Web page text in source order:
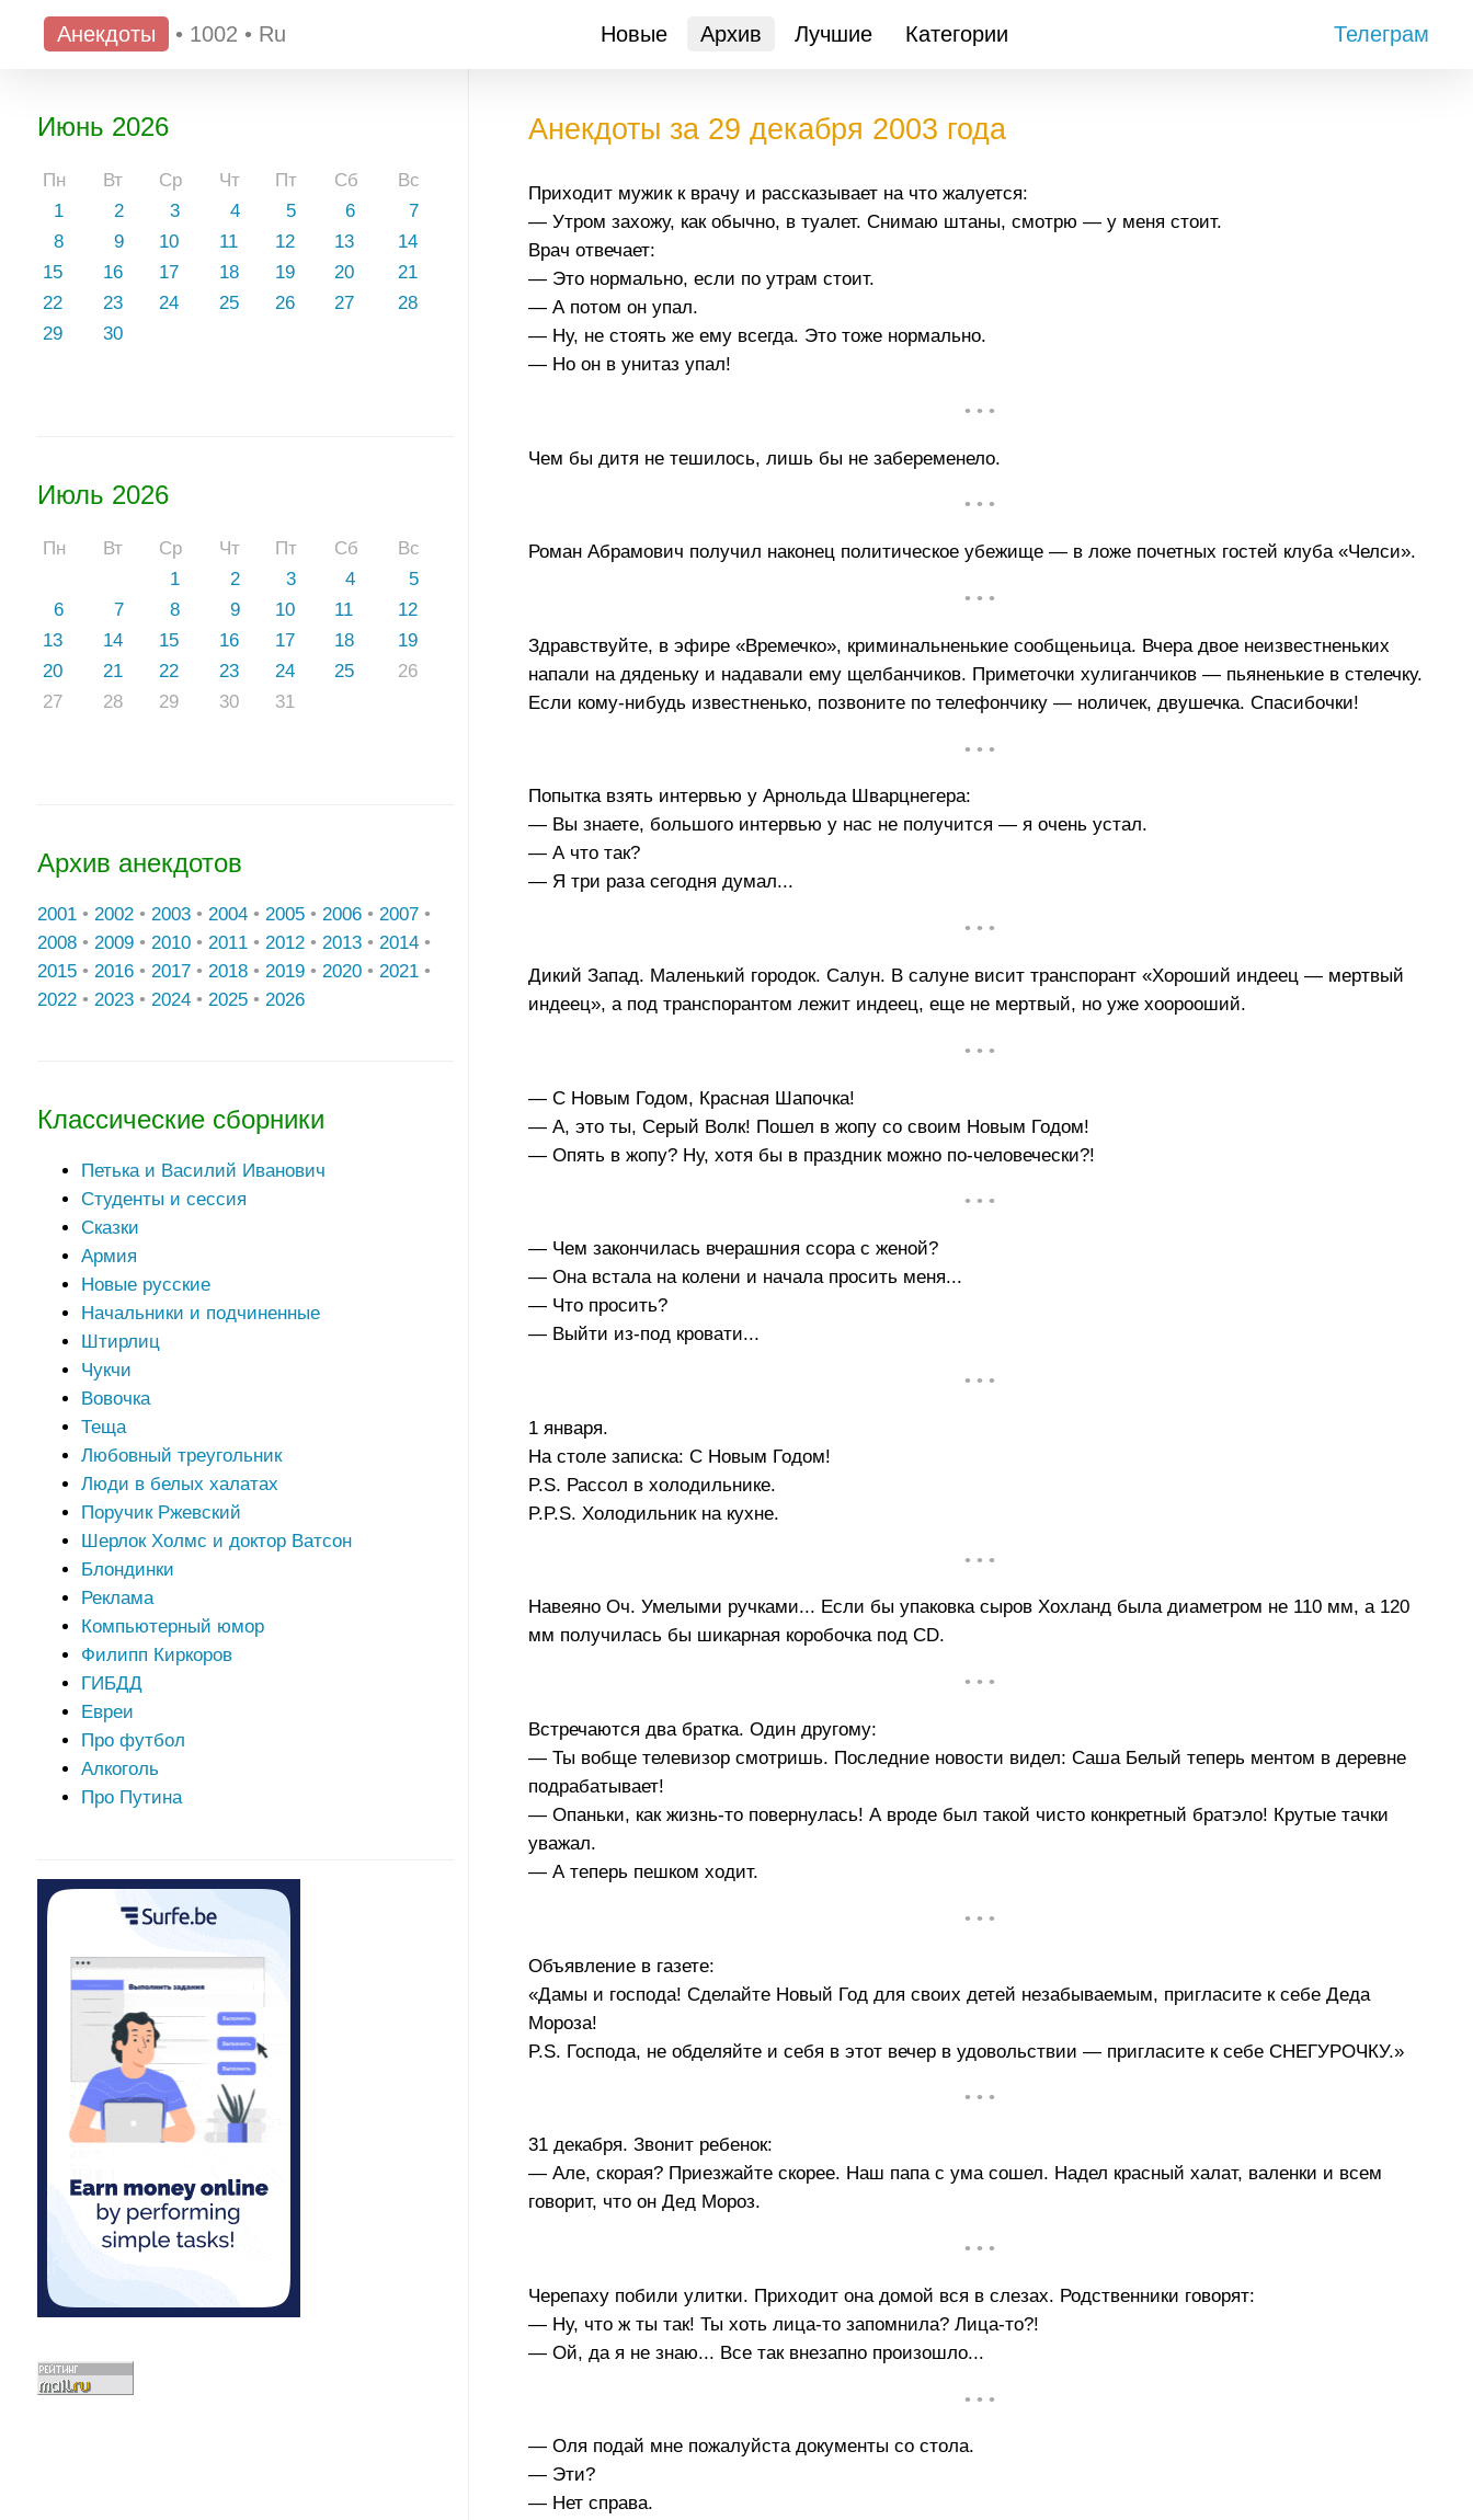
Анекдоты • 1002 • Ru Новые Архив Лучшие Категории Телеграм
Июнь 2026
Пн Вт Ср Чт Пт Сб
Вс
1
2 3 4 5 6
7
8
9 10 11 12 13
14
15
16 17 18 19 20
21
22
23 24 25 26 27
28
29
30
Июль 2026
Пн Вт Ср Чт Пт Сб
Вс
1
2 3 4
5
6
7 8 9 10 11
12
13
14 15 16 17 18
19
20
21 22 23 24 25
26
27
28 29 30 31
Архив анекдотов
2001 • 2002 • 2003 • 2004 • 2005 • 2006 • 2007 •
2008 • 2009 • 2010 • 2011 • 2012 • 2013 • 2014 •
2015 • 2016 • 2017 • 2018 • 2019 • 2020 • 2021 •
2022 • 2023 • 2024 • 2025 • 2026
Классические сборники
Петька и Василий Иванович
Студенты и сессия
Сказки
Армия
Новые русские
Начальники и подчиненные
Штирлиц
Чукчи
Вовочка
Теща
Любовный треугольник
Люди в белых халатах
Поручик Ржевский
Шерлок Холмс и доктор Ватсон
Блондинки
Реклама
Компьютерный юмор
Филипп Киркоров
ГИБДД
Евреи
Про футбол
Алкоголь
Про Путина
Анекдоты за 29 декабря 2003 года
Приходит мужик к врачу и рассказывает на что жалуется:
— Утром захожу, как обычно, в туалет. Снимаю штаны, смотрю — у меня стоит.
Врач отвечает:
— Это нормально, если по утрам стоит.
— А потом он упал.
— Ну, не стоять же ему всегда. Это тоже нормально.
— Но он в унитаз упал!
• • •
Чем бы дитя не тешилось, лишь бы не забеременело.
• • •
Роман Абрамович получил наконец политическое убежище — в ложе почетных гостей клуба «Челси».
• • •
Здравствуйте, в эфире «Времечко», криминальненькие сообщеньица. Вчера двое неизвестненьких
напали на дяденьку и надавали ему щелбанчиков. Приметочки хулиганчиков — пьяненькие в стелечку.
Если кому-нибудь известненько, позвоните по телефончику — ноличек, двушечка. Спасибочки!
• • •
Попытка взять интервью у Арнольда Шварцнегера:
— Вы знаете, большого интервью у нас не получится — я очень устал.
— А что так?
— Я три раза сегодня думал...
• • •
Дикий Запад. Маленький городок. Салун. В салуне висит транспорант «Хороший индеец — мертвый
индеец», а под транспорантом лежит индеец, еще не мертвый, но уже хоорооший.
• • •
— С Новым Годом, Красная Шапочка!
— А, это ты, Серый Волк! Пошел в жопу со своим Новым Годом!
— Опять в жопу? Ну, хотя бы в праздник можно по-человечески?!
• • •
— Чем закончилась вчерашния ссора с женой?
— Она встала на колени и начала просить меня...
— Что просить?
— Выйти из-под кровати...
• • •
1 января.
На столе записка: С Новым Годом!
P.S. Рассол в холодильнике.
P.P.S. Холодильник на кухне.
• • •
Навеяно Оч. Умелыми ручками... Если бы упаковка сыров Хохланд была диаметром не 110 мм, а 120
мм получилась бы шикарная коробочка под CD.
• • •
Встречаются два братка. Один другому:
— Ты вобще телевизор смотришь. Последние новости видел: Саша Белый теперь ментом в деревне
подрабатывает!
— Опаньки, как жизнь-то повернулась! А вроде был такой чисто конкретный братэло! Крутые тачки
уважал.
— А теперь пешком ходит.
• • •
Объявление в газете:
«Дамы и господа! Сделайте Новый Год для своих детей незабываемым, пригласите к себе Деда
Мороза!
P.S. Господа, не обделяйте и себя в этот вечер в удовольствии — пригласите к себе СНЕГУРОЧКУ.»
• • •
31 декабря. Звонит ребенок:
— Але, скорая? Приезжайте скорее. Наш папа с ума сошел. Надел красный халат, валенки и всем
говорит, что он Дед Мороз.
• • •
Черепаху побили улитки. Приходит она домой вся в слезах. Родственники говорят:
— Ну, что ж ты так! Ты хоть лица-то запомнила? Лица-то?!
— Ой, да я не знаю... Все так внезапно произошло...
• • •
— Оля подай мне пожалуйста документы со стола.
— Эти?
— Нет справа.